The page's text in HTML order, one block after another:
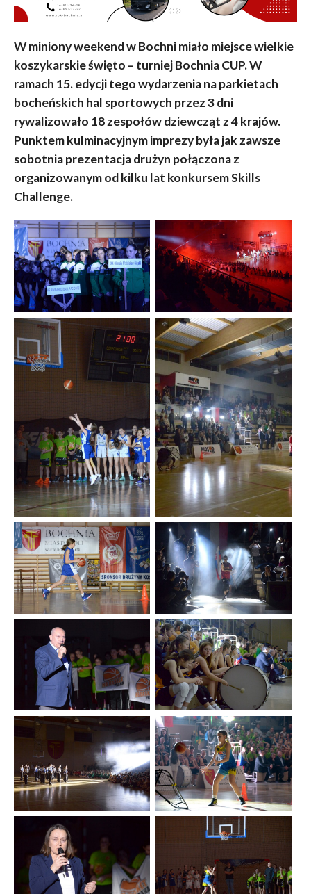
W miniony weekend w Bochni miało miejsce wielkie
koszykarskie święto – turniej Bochnia CUP. W
ramach 15. edycji tego wydarzenia na parkietach
bocheńskich hal sportowych przez 3 dni
rywalizowało 18 zespołów dziewcząt z 4 krajów.
Punktem kulminacyjnym imprezy była jak zawsze
sobotnia prezentacja drużyn połączona z
organizowanym od kilku lat konkursem Skills
Challenge.